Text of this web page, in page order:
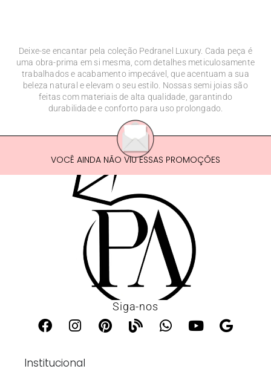
Deixe-se encantar pela coleção Pedranel Luxury. Cada peça é
uma obra-prima em si mesma, com detalhes meticulosamente
trabalhados e acabamento impecável, que acentuam a sua
beleza natural e elevam o seu estilo. Nossas semi joias são
feitas com materiais de alta qualidade, garantindo
durabilidade e conforto para uso prolongado.
VOCÊ AINDA NÃO VIU ESSAS PROMOÇÕES
Siga-nos
Institucional